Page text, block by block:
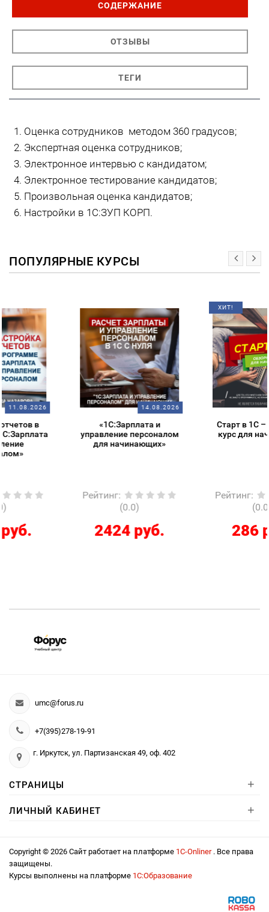
СОДЕРЖАНИЕ
ОТЗЫВЫ
ТЕГИ
Оценка сотрудников методом 360 градусов;
Экспертная оценка сотрудников;
Электронное интервью с кандидатом;
Электронное тестирование кандидатов;
Произвольная оценка кандидатов;
Настройки в 1С:ЗУП КОРП.
ПОПУЛЯРНЫЕ КУРСЫ
14.08.2026
«1С:Зарплата и
управление персоналом
для начинающих»
Рейтинг
2424 руб.
ХИТ!
14.08.2026
Старт в 1С – обзорный
курс для начинающих
Рейтинг
286 руб.
umc@forus.ru
+7(395)278-19-91
г. Иркутск, ул. Партизанская 49, оф. 402
СТРАНИЦЫ +
ЛИЧНЫЙ КАБИНЕТ +
Copyright © 2026 Сайт работает на платформе 1С-Onliner . Все права
защищены.
Курсы выполнены на платформе 1С:Образование